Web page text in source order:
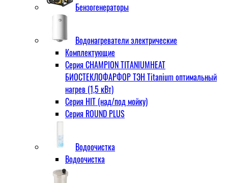
Бензогенераторы
Водонагреватели электрические
Комплектующие
Серия CHAMPION TITANIUMHEAT
БИОСТЕКЛОФАРФОР ТЭН Titanium оптимальный
нагрев (1,5 кВт)
Серия HIT (над/под мойку)
Серия ROUND PLUS
Водоочистка
Водоочистка